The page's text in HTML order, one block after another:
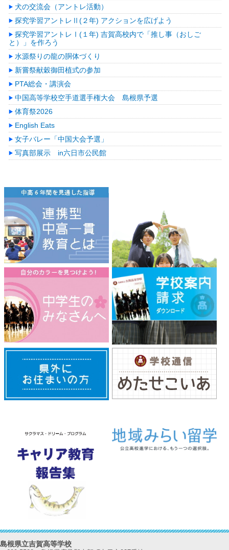
犬の交流会（アントレ活動）
探究学習アントレⅡ(２年) アクションを広げよう
探究学習アントレⅠ(１年) 吉賀高校内で「推し事（おしご
と）」を作ろう
水源祭りの龍の胴体づくり
新嘗祭献穀御田植式の参加
PTA総会・講演会
中国高等学校空手道選手権大会 島根県予選
体育祭2026
English Eats
女子バレー「中国大会予選」
写真部展示 in六日市公民館
島根県立吉賀高等学校